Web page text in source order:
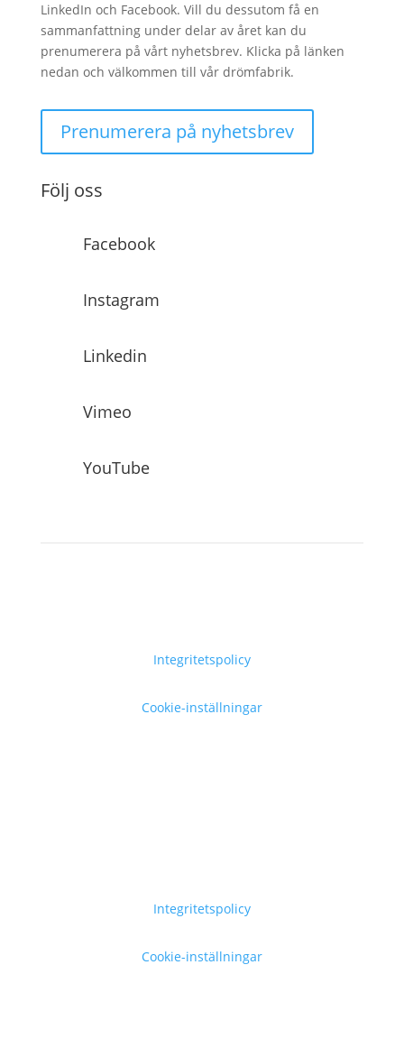
LinkedIn och Facebook. Vill du dessutom få en
sammanfattning under delar av året kan du
prenumerera på vårt nyhetsbrev. Klicka på länken
nedan och välkommen till vår drömfabrik.
Prenumerera på nyhetsbrev
Följ oss
Facebook
Instagram
Linkedin
Vimeo
YouTube
Integritetspolicy
Cookie-inställningar
Integritetspolicy
Cookie-inställningar